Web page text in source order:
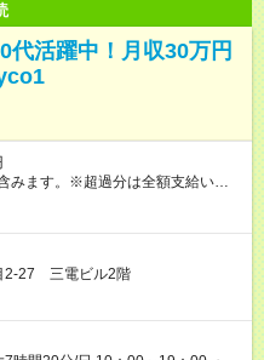
代活躍中！月収30万円
みます。※超過分は全額支給いたし
／月 みなし残業時間 10時間／月
の上、決定します。 ※月給には、み
定給）に加えて、成果に応じた
収例参照）。 ※試用期間は2ヶ月
そのほかの条件に変更はありませ
なる部分があります。 雇用形態：
本採用時と同じです。
2-27 三電ビル2階